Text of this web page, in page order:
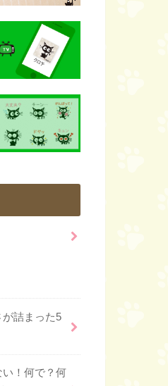
詰まった5
！何で？何